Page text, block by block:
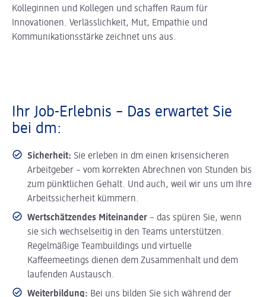
Kolleginnen und Kollegen und schaffen Raum für
Innovationen. Verlässlichkeit, Mut, Empathie und
Kommunikationsstärke zeichnet uns aus.
Ihr Job-Erlebnis – Das erwartet Sie
bei dm:
Sicherheit: Sie erleben in dm einen krisensicheren
Arbeitgeber – vom korrekten Abrechnen von Stunden bis
zum pünktlichen Gehalt. Und auch, weil wir uns um Ihre
Arbeitssicherheit kümmern.
Wertschätzendes Miteinander – das spüren Sie, wenn
sie sich wechselseitig in den Teams unterstützen.
Regelmäßige Teambuildings und virtuelle
Kaffeemeetings dienen dem Zusammenhalt und dem
laufenden Austausch.
Weiterbildung: Bei uns bilden Sie sich während der